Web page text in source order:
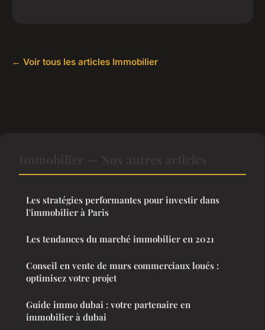
← Voir tous les articles Immobilier
Les stratégies performantes pour investir dans
l'immobilier à Paris
Les tendances du marché immobilier en 2021
Conseil en vente de murs commerciaux loués :
optimisez votre projet
Guide immo dubai : votre partenaire en
immobilier à dubai